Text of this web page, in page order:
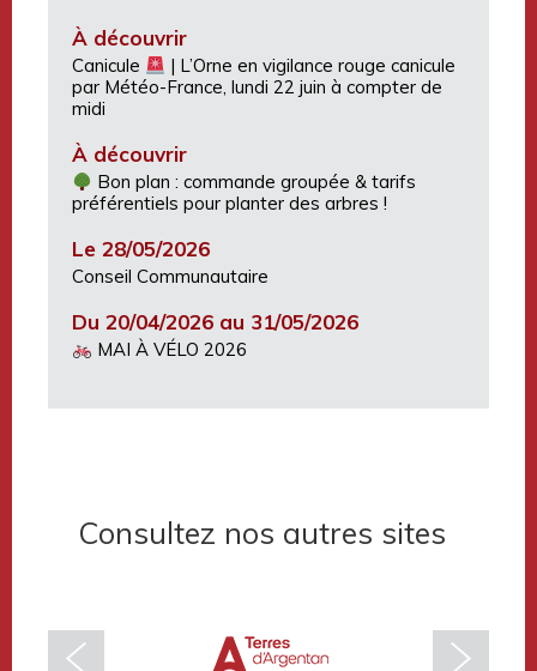
À découvrir
Canicule
| L’Orne en vigilance rouge canicule
par Météo-France, lundi 22 juin à compter de
midi
À découvrir
Bon plan : commande groupée & tarifs
préférentiels pour planter des arbres !
Le 28/05/2026
Conseil Communautaire
Du 20/04/2026 au 31/05/2026
MAI À VÉLO 2026
Consultez nos autres sites